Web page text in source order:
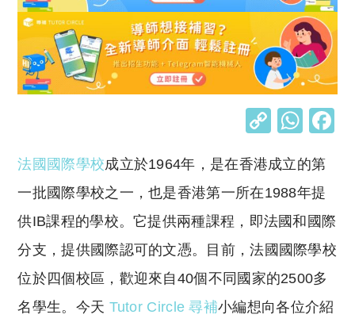
C
p
y
Li
n
k
W
at
s
A
p
p
法國國際學校成立於1964年，是在香港成立的第
一批國際學校之一，也是香港第一所在1988年提
供IB課程的學校。它提供兩種課程，即法國和國際
分支，提供國際認可的文憑。目前，法國國際學校
位於四個校區，歡迎來自40個不同國家的2500多
名學生。今天 Tutor Circle 尋補小編想向各位介紹